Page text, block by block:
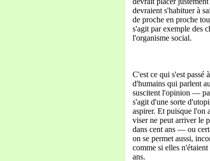
devraient s'habituer à
de proche en proche
s'agit par exemple des
l'organisme social.
C'est ce qui s'est passé
d'humains qui parlent
suscitent l'opinion —
s'agit d'une sorte
aspirer. Et puisque l'on
viser ne peut arriver le
dans cent ans — ou
on se permet aussi,
comme si elles
ans.